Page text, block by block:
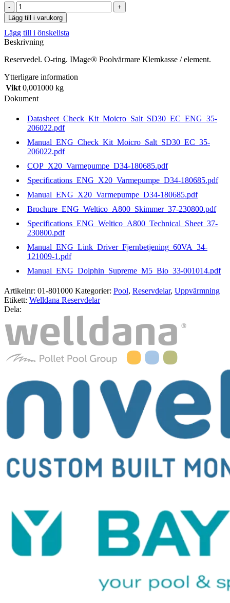
O-
ring.
IMage®
Poolvärmare
Klemkasse
element.
Lägg till i varukorg
Lägg till i önskelista
Beskrivning
Reservedel. O-ring. IMage® Poolvärmare Klemkasse / element.
Ytterligare information
Vikt 0,001000 kg
Dokument
Datasheet_Check_Kit_Moicro_Salt_SD30_EC_ENG_35-
206022.pdf
Manual_ENG_Check_Kit_Moicro_Salt_SD30_EC_35-
206022.pdf
COP_X20_Varmepumpe_D34-180685.pdf
Specifications_ENG_X20_Varmepumpe_D34-180685.pdf
Manual_ENG_X20_Varmepumpe_D34-180685.pdf
Brochure_ENG_Weltico_A800_Skimmer_37-230800.pdf
Specifications_ENG_Weltico_A800_Technical_Sheet_37-
230800.pdf
Manual_ENG_Link_Driver_Fjernbetjening_60VA_34-
121009-1.pdf
Manual_ENG_Dolphin_Supreme_M5_Bio_33-001014.pdf
Artikelnr: 01-801000 Kategorier: Pool, Reservdelar, Uppvärmning
Etikett: Welldana Reservdelar
Dela: